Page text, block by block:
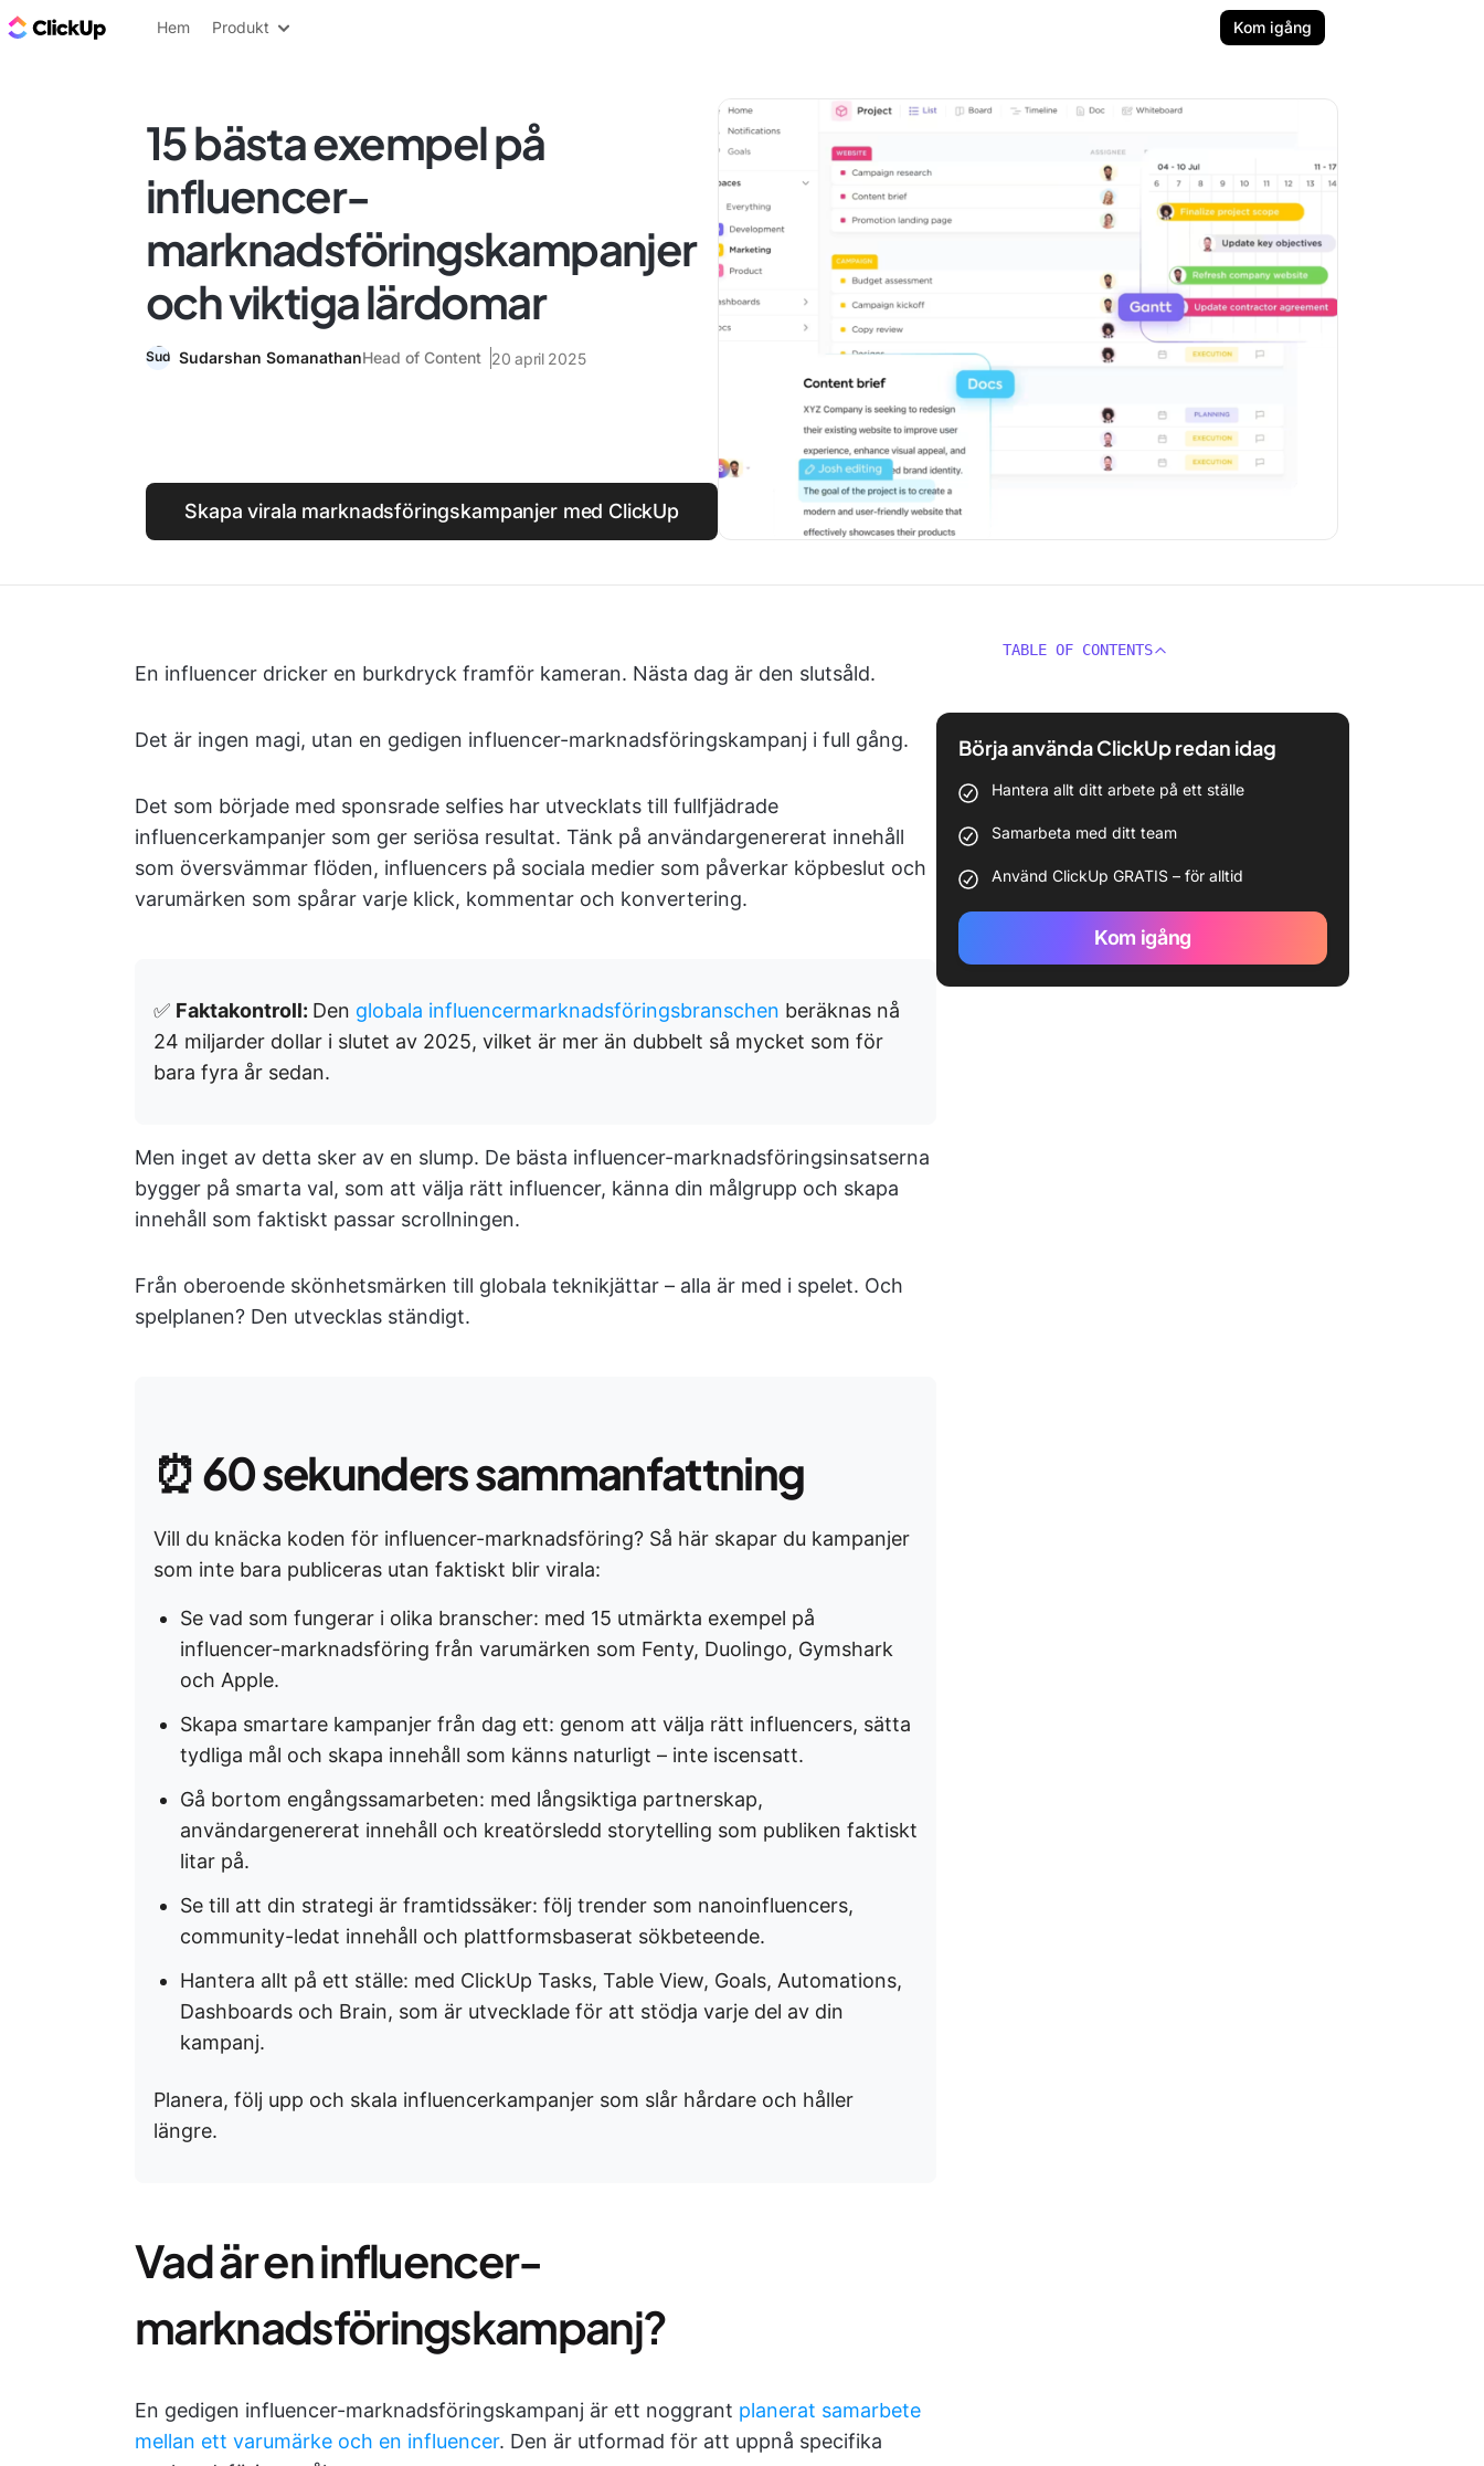
ClickUp-bloggen
Hem Produkt Kom igång
15 bästa exempel på
influencer-
marknadsföringskampanjer
och viktiga lärdomar
Sudarshan SomanathanHead of Content 20 april 2025
Skapa virala marknadsföringskampanjer med ClickUp
En influencer dricker en burkdryck framför kameran. Nästa dag är den slutsåld.
Det är ingen magi, utan en gedigen influencer-marknadsföringskampanj i full gång.
Det som började med sponsrade selfies har utvecklats till fullfjädrade
influencerkampanjer som ger seriösa resultat. Tänk på användargenererat innehåll
som översvämmar flöden, influencers på sociala medier som påverkar köpbeslut och
varumärken som spårar varje klick, kommentar och konvertering.
✅ Faktakontroll: Den globala influencermarknadsföringsbranschen beräknas nå
24 miljarder dollar i slutet av 2025, vilket är mer än dubbelt så mycket som för
bara fyra år sedan.
Men inget av detta sker av en slump. De bästa influencer-marknadsföringsinsatserna
bygger på smarta val, som att välja rätt influencer, känna din målgrupp och skapa
innehåll som faktiskt passar scrollningen.
Från oberoende skönhetsmärken till globala teknikjättar – alla är med i spelet. Och
spelplanen? Den utvecklas ständigt.
⏰60 sekunders sammanfattning
Vill du knäcka koden för influencer-marknadsföring? Så här skapar du kampanjer
som inte bara publiceras utan faktiskt blir virala:
Se vad som fungerar i olika branscher: med 15 utmärkta exempel på
influencer-marknadsföring från varumärken som Fenty, Duolingo, Gymshark
och Apple.
Skapa smartare kampanjer från dag ett: genom att välja rätt influencers, sätta
tydliga mål och skapa innehåll som känns naturligt – inte iscensatt.
Gå bortom engångssamarbeten: med långsiktiga partnerskap,
användargenererat innehåll och kreatörsledd storytelling som publiken faktiskt
litar på.
Se till att din strategi är framtidssäker: följ trender som nanoinfluencers,
community-ledat innehåll och plattformsbaserat sökbeteende.
Hantera allt på ett ställe: med ClickUp Tasks, Table View, Goals, Automations,
Dashboards och Brain, som är utvecklade för att stödja varje del av din
kampanj.
Planera, följ upp och skala influencerkampanjer som slår hårdare och håller
längre.
Vad är en influencer-
marknadsföringskampanj?
En gedigen influencer-marknadsföringskampanj är ett noggrant planerat samarbete
mellan ett varumärke och en influencer. Den är utformad för att uppnå specifika
TABLE OF CONTENTS
Börja använda ClickUp redan idag
Hantera allt ditt arbete på ett ställe
Samarbeta med ditt team
Använd ClickUp GRATIS – för alltid
Kom igång